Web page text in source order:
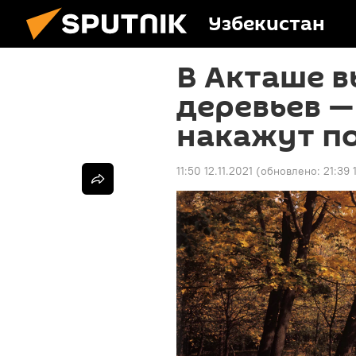
Узбекистан
В Акташе
деревьев
накажут
11:50 12.11.2021 (обновлено: 21:39